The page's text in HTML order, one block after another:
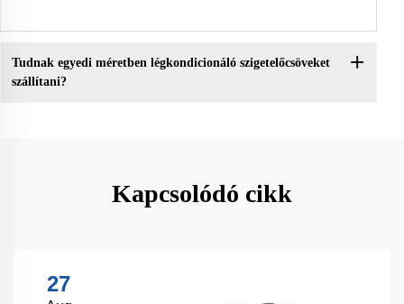
Tudnak egyedi méretben légkondicionáló szigetelőcsöveket
szállítani?
Kapcsolódó cikk
27